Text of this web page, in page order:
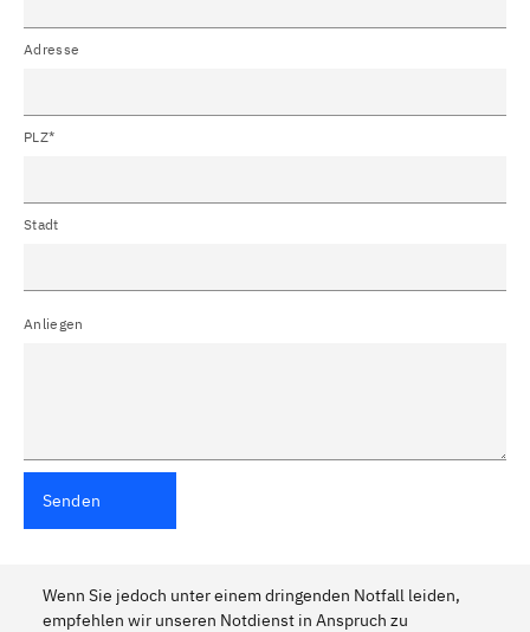
Adresse
PLZ*
Stadt
Anliegen
Senden
Wenn Sie jedoch unter einem dringenden Notfall leiden,
empfehlen wir unseren Notdienst in Anspruch zu